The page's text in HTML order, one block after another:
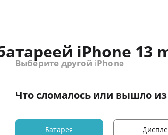
iPhone 13
Выберите другой iPhone
Что сломалось или вышло из
Батарея